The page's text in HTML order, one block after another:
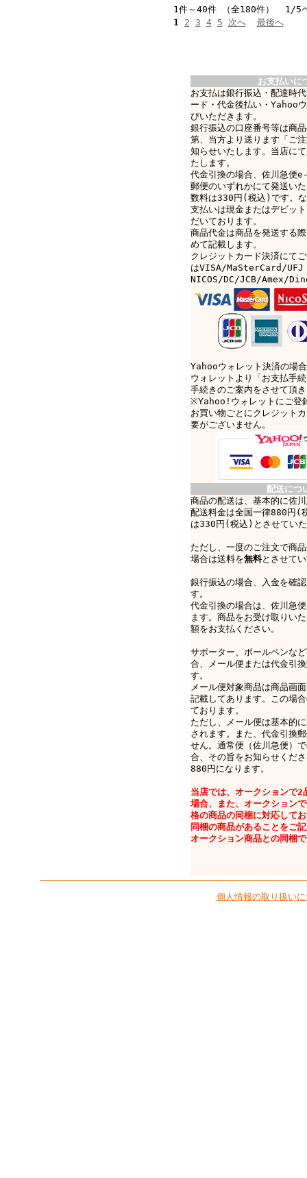
1件～40件 （全180件） 1/5
1
2 3 4 5 次へ 最後へ
お支払いに
お支払は銀行振込・配達時
ード・代金後払い・Yahoo
びいただきます。
銀行振込の口座番号等は商
第、当方より送ります「ご
知らせいたします。当店に
たします。
代金引換の場合、佐川急
郵便のいずれかにて発送い
数料は330円(税込)です
支払いは現金またはデビッ
だいております。
商品代金は商品を発送する
めて記載します。
クレジットカード決済にて
はVISA/MaSterCard/UFJ
NICOS/DC/JCB/Amex/
Yahooウォレット決済の場
ウォレットより「お支払手
手続きのご案内をさせて頂
※Yahoo!ウォレットにご登
お買い物ごとにクレジット
要がございません。
配送につ
商品の配送は、基本的に佐
配送料金は全国一律880円(
は330円(税込)とさせてい
ただし、一度のご注文で商
場合は送料を無料とさせて
銀行振込の場合、入金を確
す。
代金引換の場合は、佐川
ます。商品をお受け取りい
額をお支払ください。
サポーター、ボールペンな
合、メール便または代金引
す。
メール便対象商品は商品画
記載してあります。この場
ております。
ただし、メール便は基本的
されます。また、代金引換
せん。通常便（佐川急便）
合、その旨をお知らせくだ
880円になります。
当店では、オークションで2
場合、また、オークション
格の商品の同梱に対応して
同梱の商品があることをご
オークション商品との同梱
個人情報の取り扱い